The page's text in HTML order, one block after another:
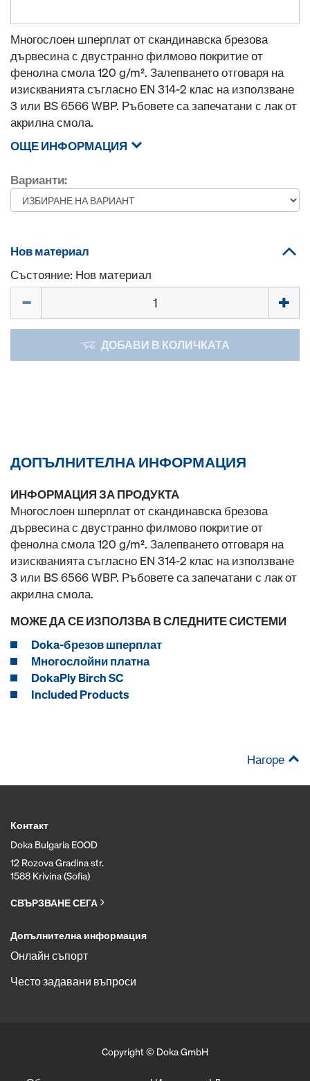
Многослоен шперплат от скандинавска брезова
дървесина с двустранно филмово покритие от
фенолна смола 120 g/m². Залепването отговаря на
изискванията съгласно EN 314-2 клас на използване
3 или BS 6566 WBP. Ръбовете са запечатани с лак от
акрилна смола.
ОЩЕ ИНФОРМАЦИЯ
Варианти:
Нов материал
Състояние: Нов материал
ДОБАВИ В КОЛИЧКАТА
ДОПЪЛНИТЕЛНА ИНФОРМАЦИЯ
ИНФОРМАЦИЯ ЗА ПРОДУКТА
Многослоен шперплат от скандинавска брезова
дървесина с двустранно филмово покритие от
фенолна смола 120 g/m². Залепването отговаря на
изискванията съгласно EN 314-2 клас на използване
3 или BS 6566 WBP. Ръбовете са запечатани с лак от
акрилна смола.
МОЖЕ ДА СЕ ИЗПОЛЗВА В СЛЕДНИТЕ СИСТЕМИ
Doka-брезов шперплат
Многослойни платна
DokaPly Birch SC
Included Products
Нагоре
Контакт
Doka Bulgaria EOOD
12 Rozova Gradina str.
1588 Krivina (Sofia)
СВЪРЗВАНЕ СЕГА
Допълнителна информация
Онлайн съпорт
Често задавани въпроси
Copyright © Doka GmbH